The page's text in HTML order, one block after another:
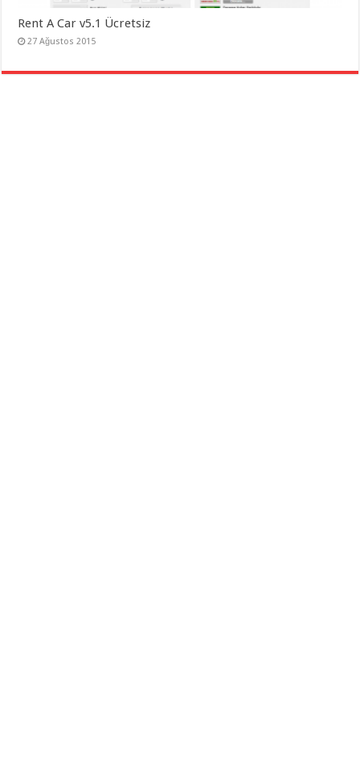
Rent A Car v5.1 Ücretsiz
27 Ağustos 2015